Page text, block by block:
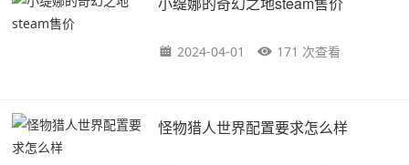
2024-04-01 171 次查看
怪物猎人世界配置要求怎么样